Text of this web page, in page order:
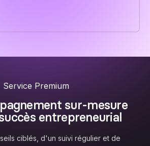
Service Premium
sur-mesure
entrepreneurial
ciblés, d'un suivi régulier et de